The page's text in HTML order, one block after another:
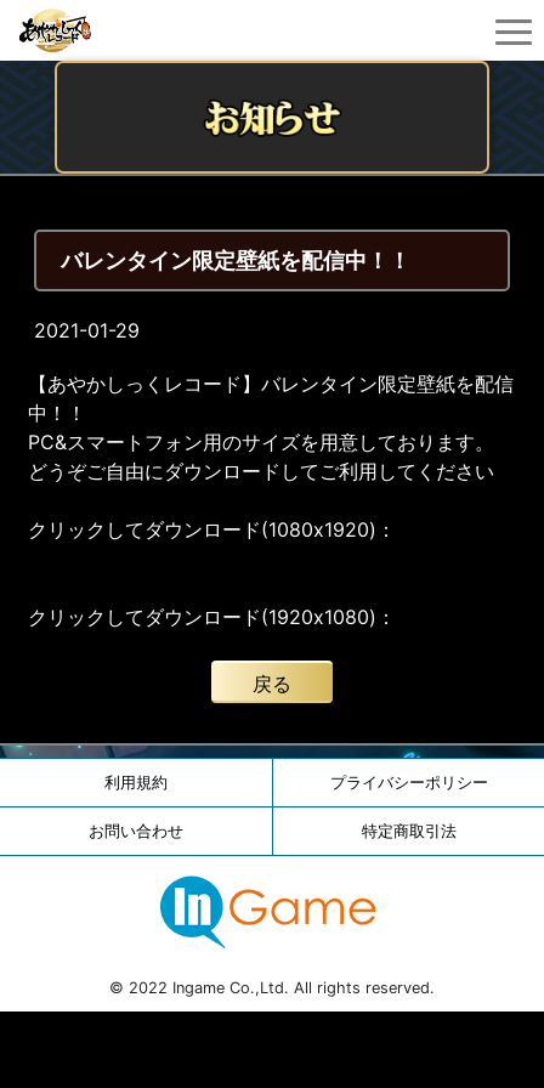
バレンタイン限定壁紙を配信中！！
2021-01-29
【あやかしっくレコード】バレンタイン限定壁紙を配信
中！！
PC&スマートフォン用のサイズを用意しております。
どうぞご自由にダウンロードしてご利用してください
クリックしてダウンロード(1080x1920)：
クリックしてダウンロード(1920x1080)：
戻る
利用規約 プライバシーポリシー
お問い合わせ 特定商取引法
© 2022 Ingame Co.,Ltd. All rights reserved.